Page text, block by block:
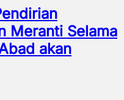
Meranti Selama
akan